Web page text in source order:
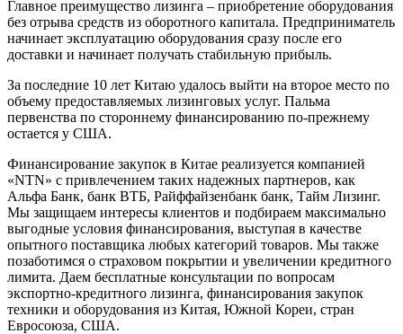
Главное преимущество лизинга – приобретение оборудования
без отрыва средств из оборотного капитала. Предприниматель
начинает эксплуатацию оборудования сразу после его
доставки и начинает получать стабильную прибыль.
За последние 10 лет Китаю удалось выйти на второе место по
объему предоставляемых лизинговых услуг. Пальма
первенства по стороннему финансированию по-прежнему
остается у США.
Финансирование закупок в Китае реализуется компанией
«NTN» с привлечением таких надежных партнеров, как
Альфа Банк, банк ВТБ, Райффайзенбанк банк, Тайм Лизинг.
Мы защищаем интересы клиентов и подбираем максимально
выгодные условия финансирования, выступая в качестве
опытного поставщика любых категорий товаров. Мы также
позаботимся о страховом покрытии и увеличении кредитного
лимита. Даем бесплатные консультации по вопросам
экспортно-кредитного лизинга, финансирования закупок
техники и оборудования из Китая, Южной Кореи, стран
Евросоюза, США.